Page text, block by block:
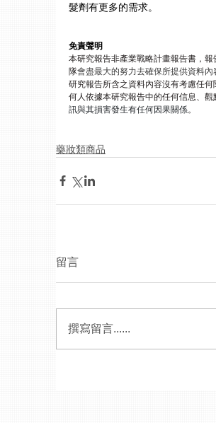
髮劑有更多的需求。
免責聲明
本研究報告非產業戰略計畫報告書，
隊會盡最大的努力去確保所提供資料內
研究報告所含之資料內容沒有考慮任
何人依據本研究報告中的任何信息、
訊與其損害發生有任何因果關係。
藥妝類商品
留言
撰寫留言......